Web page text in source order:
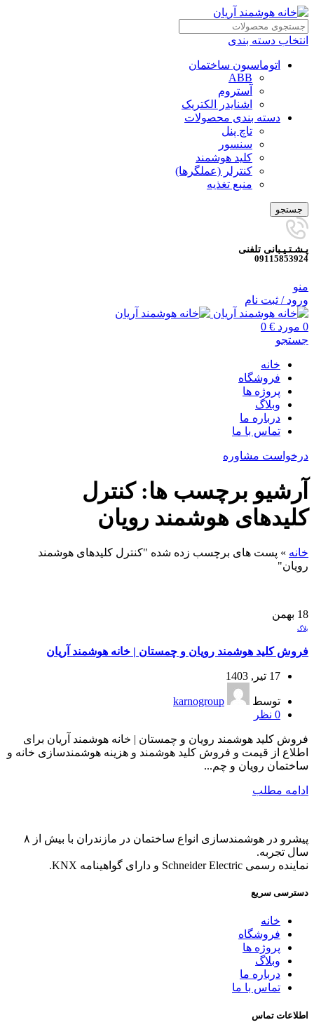
انتخاب دسته بندی
اتوماسیون ساختمان
ABB
آستروم
اشنایدر الکتریک
دسته بندی محصولات
تاچ پنل
سنسور
کلید هوشمند
کنترلر (عملگرها)
منبع تغذیه
جستجو
پـشـتـیـبانی تلفنی
09115853924
منو
ورود / ثبت نام
0 مورد 0 €
جستجو
خانه
فروشگاه
پروژه ها
وبلاگ
درباره ما
تماس با ما
درخواست مشاوره
آرشیو برچسب ها: کنترل
کلیدهای هوشمند رویان
خانه » پست های برچسب زده شده "کنترل کلیدهای هوشمند
رویان"
18 بهمن
بلاگ
فروش کلید هوشمند رویان و چمستان | خانه هوشمند آریان
17 تیر, 1403
توسط
karnogroup
0 نظر
فروش کلید هوشمند رویان و چمستان | خانه هوشمند آریان برای
اطلاع از قیمت و فروش کلید هوشمند و هزینه هوشمندسازی خانه و
ساختمان رویان و چم...
ادامه مطلب
پیشرو در هوشمندسازی انواع ساختمان در مازندران با بیش از ۸
سال تجربه.
نماینده رسمی Schneider Electric و دارای گواهینامه KNX.
دسترسی سریع
خانه
فروشگاه
پروژه ها
وبلاگ
درباره ما
تماس با ما
اطلاعات تماس